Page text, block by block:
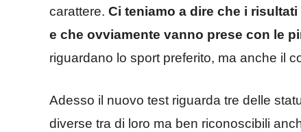
carattere. Ci teniamo a dire che i
e che ovviamente vanno prese con le
riguardano lo sport preferito, ma anche il
Adesso il nuovo test riguarda tre delle
diverse tra di loro ma ben riconoscibili